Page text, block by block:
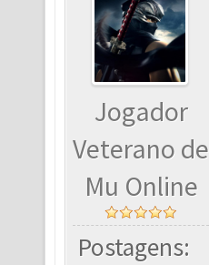
Jogador
Veterano de
Mu Online
Postagens: